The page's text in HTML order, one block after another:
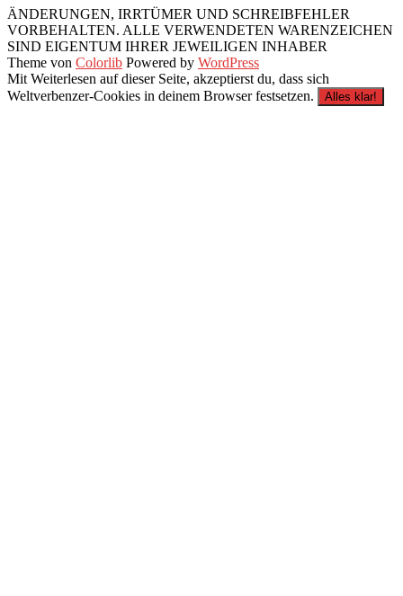
ÄNDERUNGEN, IRRTÜMER UND SCHREIBFEHLER
VORBEHALTEN. ALLE VERWENDETEN WARENZEICHEN
SIND EIGENTUM IHRER JEWEILIGEN INHABER
Theme von Colorlib Powered by WordPress
Mit Weiterlesen auf dieser Seite, akzeptierst du, dass sich
Weltverbenzer-Cookies in deinem Browser festsetzen.
Alles klar!